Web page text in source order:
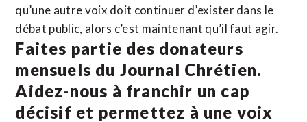
qu’une autre voix doit continuer d’exister dans le
débat public, alors c’est maintenant qu’il faut agir.
Faites partie des donateurs
mensuels du Journal Chrétien.
Aidez-nous à franchir un cap
décisif et permettez à une voix